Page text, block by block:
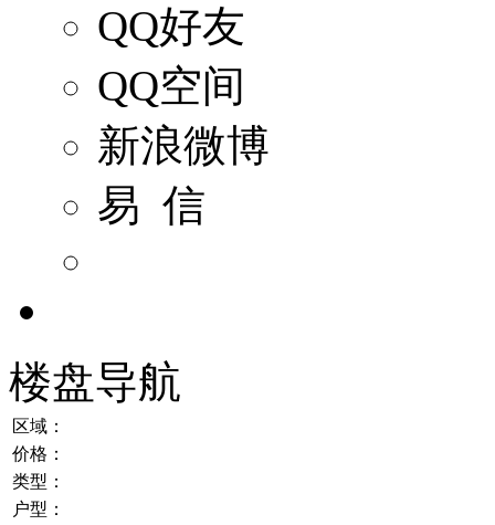
QQ好友
QQ空间
新浪微博
易 信
楼盘导航
区域：
价格：
类型：
户型：